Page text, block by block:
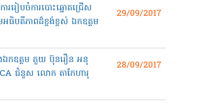
រៀបចំ​ការ​បោះឆ្នោត​ជ្រើស
ធិបតីភាពដ៏ខ្ពង់ខ្ពស់​ ឯកឧត្ដម
29/09/2017
កឧត្ដម​ គួយ​​ ប៊ុនរឿន​ អនុ
ជំនួស​ លោក​ តាកែហារុ
28/09/2017